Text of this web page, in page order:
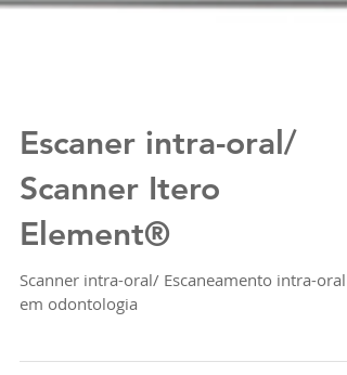
Escaner intra-oral/
Scanner Itero
Element®
em odontologia